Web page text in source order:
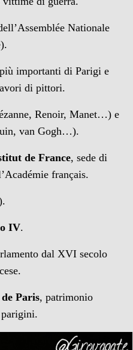
Nationale
importanti di Parigi e
di pittori.
Renoir, Manet…) e
van Gogh…).
de France, sede di
français.
IV.
dal XVI secolo
Paris, patrimonio